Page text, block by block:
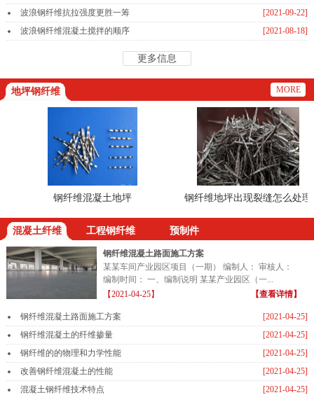
[2021-09-22]
波浪钢纤维抗拉强度更胜一筹
[2021-08-18]
波浪钢纤维混凝土搅拌的顺序
更多信息
地坪钢纤维 MORE
钢纤维混凝土地坪 钢纤维地坪出现裂缝怎么处理
混凝土纤维 工程钢纤维 预制件
钢纤维混凝土路面施工方案
某某车间产业园区项目（一期） 编制人： 审核人：
编制时间： 一、编制说明 某某产业园区（一...
【2021-04-25】
【查看详情】
[2021-04-25]
钢纤维混凝土路面施工方案
[2021-04-25]
钢纤维混凝土的纤维掺量
[2021-04-25]
钢纤维的的物理和力学性能
[2021-04-25]
改善钢纤维混凝土的性能
[2021-04-25]
混凝土钢纤维技术特点